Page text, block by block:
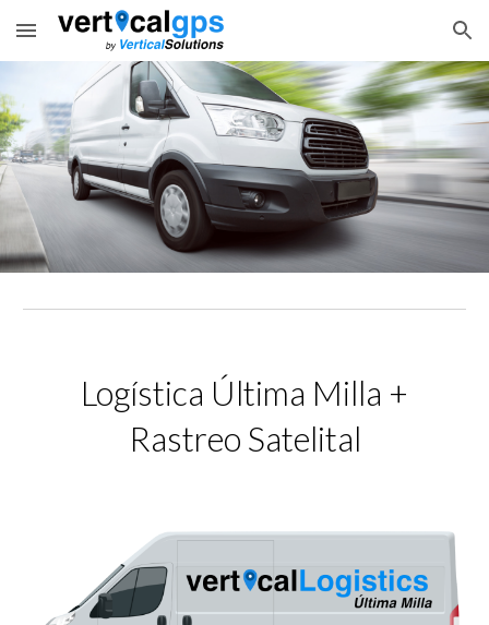
Skip to main content Skip to navigation
Logística Última Milla +
Rastreo Satelital